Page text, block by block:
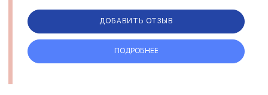
ДОБАВИТЬ ОТЗЫВ
ПОДРОБНЕЕ